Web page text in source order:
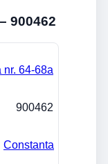
900462
nr. 64-68a
900462
Constanta